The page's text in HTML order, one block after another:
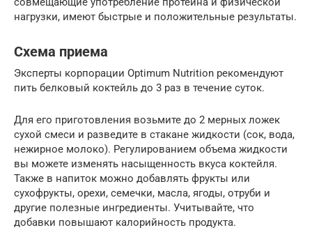
нагрузки, имеют быстрые и положительные результаты.
Схема приема
Эксперты корпорации Optimum Nutrition рекомендуют
пить белковый коктейль до 3 раз в течение суток.
Для его приготовления возьмите до 2 мерных ложек
сухой смеси и разведите в стакане жидкости (сок, вода,
нежирное молоко). Регулированием объема жидкости
вы можете изменять насыщенность вкуса коктейля.
Также в напиток можно добавлять фрукты или
сухофрукты, орехи, семечки, масла, ягоды, отруби и
другие полезные ингредиенты. Учитывайте, что
добавки повышают калорийность продукта.